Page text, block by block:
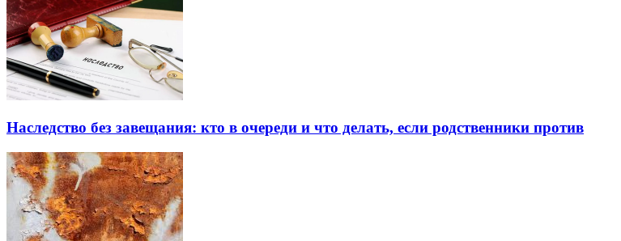
Наследство без завещания: кто в очереди и что делать, если родственники против